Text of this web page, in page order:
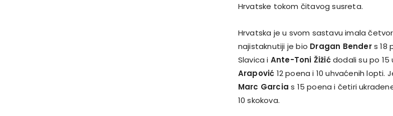
Hrvatske tokom čitavog susreta.
Hrvatska je u svom sastavu imala
najistaknutiji je bio Dragan Benders 18
Slavica i Ante-Toni Žižićdodali su po 15
Arapović 12 poena i 10 uhvaćenih lopti.
Marc Garcia s 15 poena i četiri
10 skokova.